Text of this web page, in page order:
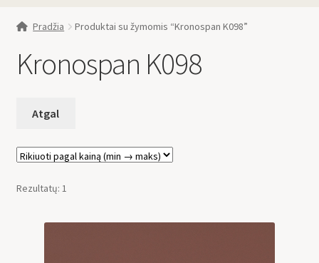
Profilis
Pradžia Produktai su žymomis “Kronospan K098”
Kronospan K098
Rezultatų: 1